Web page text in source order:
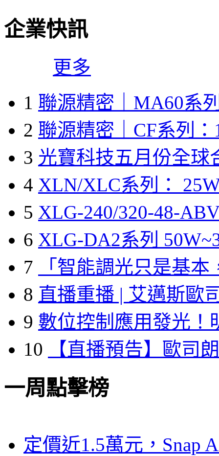
企業快訊
更多
1 聯源精密｜MA60系
2 聯源精密｜CF系列：
3 光寶科技五月份全球
4 XLN/XLC系列：
5 XLG-240/320-48-
6 XLG-DA2系列
7
「智能調光只是基本
8 直播重播 | 艾邁斯歐
9 數位控制應用發光！
10
【直播預告】歐司
一周點擊榜
定價近1.5萬元，Snap